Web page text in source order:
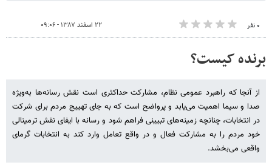
۰ نفر ۲۲ اسفند ۱۳۸۷ - ۰۹:۰۶
برنده کیست؟
از آنجا که راهبرد عمومی نظام، مشارکت حداکثری است نقش رسانه‌ها به‌ویژه
صدا و سیما اهمیت می‌یابد و پرواضح است که به جای تهییج مردم برای شرکت
در انتخابات،‌ چنانچه زمینه‌های تبیینی فراهم شود و رسانه با ایفای نقش ترمینالی
خود مردم را به مشارکت فعال و در واقع تعامل وارد کند به انتخابات گرمای
واقعی می‌بخشد.